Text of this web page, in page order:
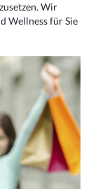
Wir
Wellness für Sie